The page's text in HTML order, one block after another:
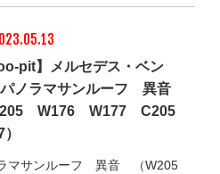
pit】メルセデス・ベン
ノラマサンルーフ 異音
W176 W177 C205
マサンルーフ 異音 （W205